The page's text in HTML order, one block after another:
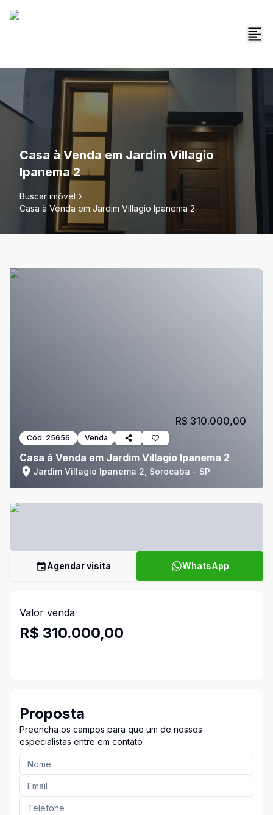
Casa à Venda em Jardim Villagio
Ipanema 2
Buscar imóvel
Casa à Venda em Jardim Villagio Ipanema 2
Cód: 25656 Venda
Casa à Venda em Jardim Villagio Ipanema 2
Jardim Villagio Ipanema 2, Sorocaba - SP
R$ 310.000,00
Agendar visita WhatsApp
Valor venda
R$ 310.000,00
Proposta
Preencha os campos para que um de nossos
especialistas entre em contato